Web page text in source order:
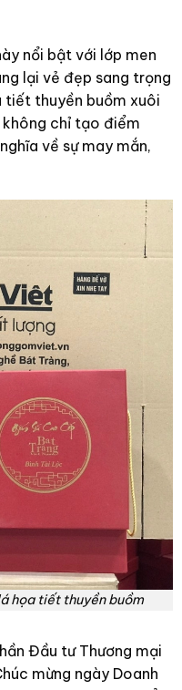
nổi bật với lớp men
lại vẻ đẹp sang trọng
tiết thuyền buồm xuôi
chỉ tạo điểm
về sự may mắn,
họa tiết thuyền buồm
Đầu tư Thương mại
mừng ngày Doanh